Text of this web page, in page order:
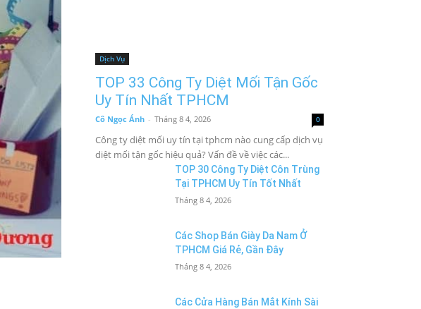
Dịch Vụ
TOP 33 Công Ty Diệt Mối Tận Gốc
Uy Tín Nhất TPHCM
Cô Ngọc Ánh - Tháng 8 4, 2026 0
Công ty diệt mối uy tín tại tphcm nào cung cấp dịch vụ
diệt mối tận gốc hiệu quả? Vấn đề về việc các...
TOP 30 Công Ty Diệt Côn Trùng
Tại TPHCM Uy Tín Tốt Nhất
Tháng 8 4, 2026
Các Shop Bán Giày Da Nam Ở
TPHCM Giá Rẻ, Gần Đây
Tháng 8 4, 2026
Các Cửa Hàng Bán Mắt Kính Sài